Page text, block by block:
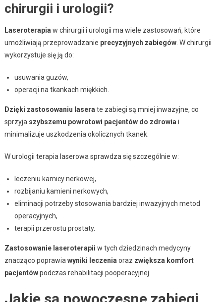
chirurgii i urologii?
Laseroterapia w chirurgii i urologii ma wiele zastosowań, które
umożliwiają przeprowadzanie precyzyjnych zabiegów. W chirurgii
wykorzystuje się ją do:
usuwania guzów,
operacji na tkankach miękkich.
Dzięki zastosowaniu lasera te zabiegi są mniej inwazyjne, co
sprzyja szybszemu powrotowi pacjentów do zdrowia i
minimalizuje uszkodzenia okolicznych tkanek.
W urologii terapia laserowa sprawdza się szczególnie w:
leczeniu kamicy nerkowej,
rozbijaniu kamieni nerkowych,
eliminacji potrzeby stosowania bardziej inwazyjnych metod
operacyjnych,
terapii przerostu prostaty.
Zastosowanie laseroterapii w tych dziedzinach medycyny
znacząco poprawia wyniki leczenia oraz zwiększa komfort
pacjentówpodczas rehabilitacji pooperacyjnej.